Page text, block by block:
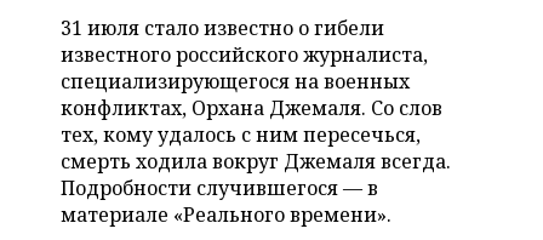
КОМУ ПРИНАДЛЕЖАТ
ТОРГОВЫЕ ЦЕНТРЫ
ТАТАРСТАНА
БЮДЖЕТ
ИНВЕСТИЦИИ
МАШИНОСТРОЕНИЕ
НЕФТЕХИМИЯ
НЕФТЬ
ОПК
НОВОСТИ АВТО
БИЗНЕС
НОВОСТИ БИЗНЕСА
РОЗНИЧНАЯ ТОРГОВЛЯ
ТРАНСПОРТ
ТЕХНОЛОГИИ
НОВОСТИ ТЕХНОЛОГИЙ
МЕРОПРИЯТИЯ
НОВОСТИ МЕРОПРИЯТИЙ
СПОРТ
31 июля стало известно о гибели
известного российского журналиста,
специализирующегося на военных
конфликтах, Орхана Джемаля. Со слов
тех, кому удалось с ним пересечься,
смерть ходила вокруг Джемаля всегда.
Подробности случившегося — в
материале «Реального времени».